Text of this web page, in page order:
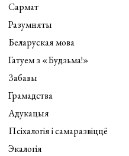
Сармат
Разумняты
Беларуская мова
Гатуем з «Будзьма!»
Забавы
Грамадства
Адукацыя
Псіхалогія і самаразвіццё
Экалогія